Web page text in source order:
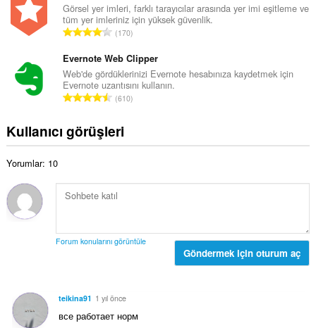
s
ı
:
s
a
y
ı
s
ı
:
l
a
m
y
s
a
y
s
ı
Görsel yer imleri, farklı tarayıcılar arasında yer imi eşitleme ve
tüm yer imleriniz için yüksek güvenlik.
T
p
l
a
m
y
s
ı
s
170
Evernote Web Clipper
Web'de gördüklerinizi Evernote hesabınıza kaydetmek için
Evernote uzantısını kullanın.
T
p
l
o
y
y
:
610
Kullanıcı görüşleri
Yorumlar: 10
Forum konularını görüntüle
Göndermek için oturum aç
teikina91 1 yıl önce
все работает норм